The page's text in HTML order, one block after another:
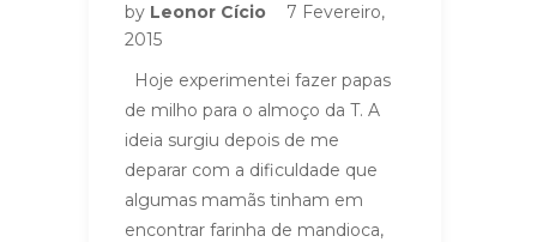
by Leonor Cício
7 Fevereiro,
2015
Hoje experimentei fazer papas
de milho para o almoço da T. A
ideia surgiu depois de me
deparar com a dificuldade que
algumas mamãs tinham em
encontrar farinha de mandioca,